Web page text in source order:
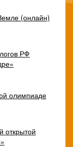
(онлайн)
РФ
олимпиаде
открытой